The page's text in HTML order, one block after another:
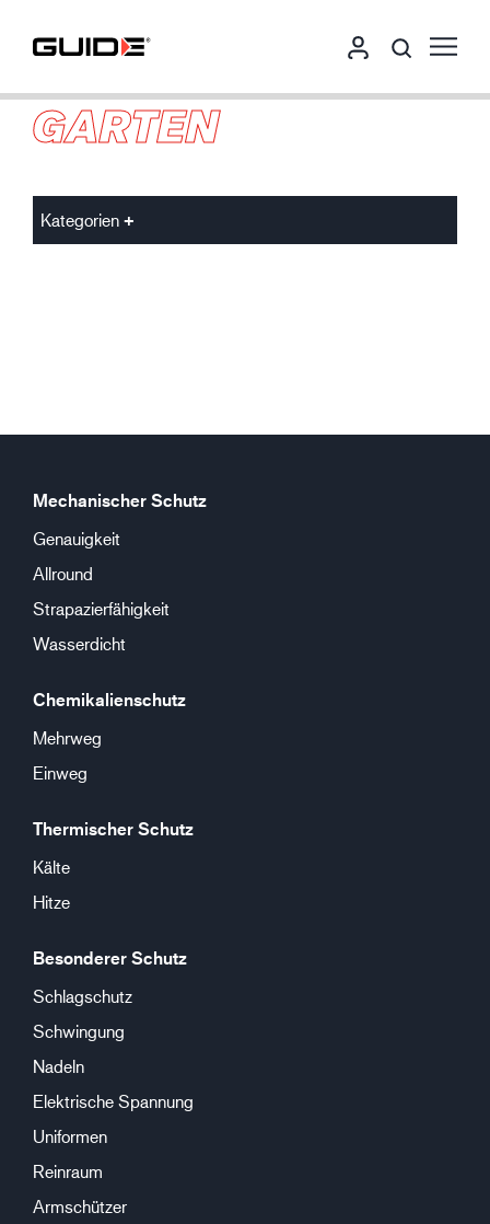
GARTEN
Kategorien
Mechanischer Schutz
Genauigkeit
Allround
Strapazierfähigkeit
Wasserdicht
Chemikalienschutz
Mehrweg
Einweg
Thermischer Schutz
Kälte
Hitze
Besonderer Schutz
Schlagschutz
Schwingung
Nadeln
Elektrische Spannung
Uniformen
Reinraum
Armschützer